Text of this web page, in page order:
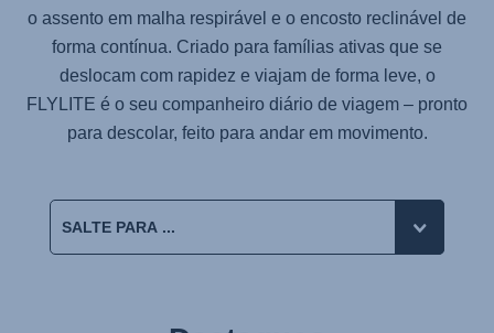
o assento em malha respirável e o encosto reclinável de
forma contínua. Criado para famílias ativas que se
deslocam com rapidez e viajam de forma leve, o
FLYLITE é o seu companheiro diário de viagem – pronto
para descolar, feito para andar em movimento.